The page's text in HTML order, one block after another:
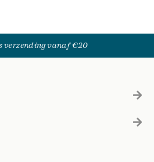
verzending vanaf €20